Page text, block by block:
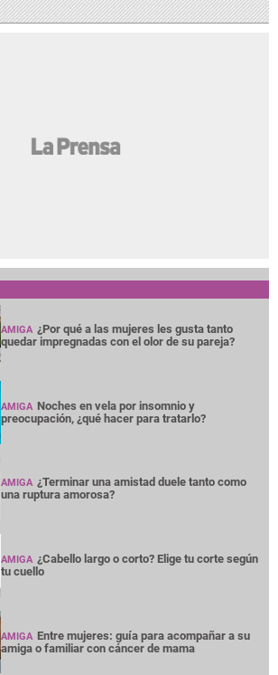
AMIGA ¿Por qué a las mujeres les gusta tanto
quedar impregnadas con el olor de su pareja?
AMIGA Noches en vela por insomnio y
preocupación, ¿qué hacer para tratarlo?
AMIGA ¿Terminar una amistad duele tanto como
una ruptura amorosa?
AMIGA ¿Cabello largo o corto? Elige tu corte según
tu cuello
AMIGA Entre mujeres: guía para acompañar a su
amiga o familiar con cáncer de mama